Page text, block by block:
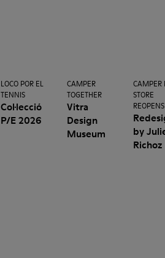
LOCO POR EL
TENNIS
Col·lecció
P/E 2026
CAMPER
TOGETHER
Vitra
Design
Museum
CAMPER
STORE
REOPENS
by
Richoz